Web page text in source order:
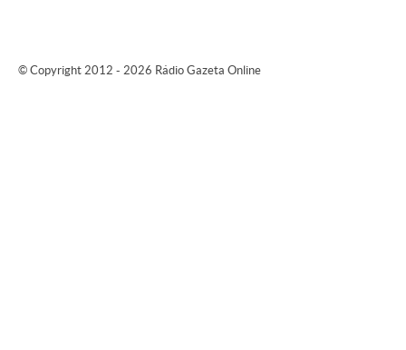
© Copyright 2012 - 2026 Rádio Gazeta Online